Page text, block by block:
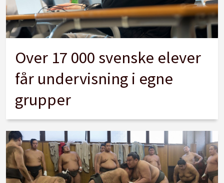
Over 17 000 svenske elever
får undervisning i egne
grupper